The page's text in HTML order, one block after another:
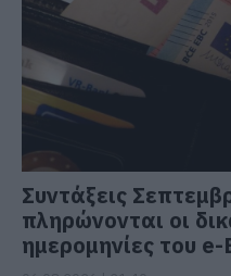
Συντάξεις
πληρώνονται οι
ημερομηνίες του